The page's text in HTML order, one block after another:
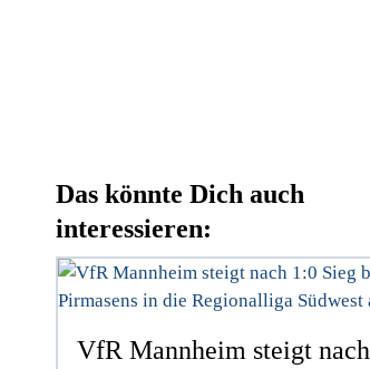
Das könnte Dich auch
interessieren:
VfR Mannheim steigt nach